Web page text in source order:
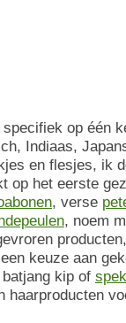
op één
Indiaas,
en flesjes, ik
op het eerste
, verse
, noem
keuze aan
batjang kip of